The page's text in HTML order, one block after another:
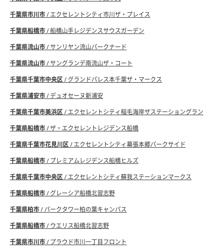
千葉県市川市/ エクセレントシティ市川ザ・プレイス
千葉県船橋市/ 船橋山手レジデンスサウスガーデン
千葉県流山市/ サンリヤン流山パークナード
千葉県流山市/ サングランデ南流山ザ・コート
千葉県千葉市中央区/ グランドパレス本千葉ザ・マークス
千葉県浦安市/ デュオセーヌ新浦安
千葉県千葉市美浜区/ エクセレントシティ稲毛海岸ザステーショングラン
千葉県船橋市/ ザ・エクセレントレジデンス船橋
千葉県千葉市花見川区/ エクセレントシティ幕張本郷パークサイド
千葉県船橋市/ プレミアムレジデンス船橋ヒルズ
千葉県千葉市中央区/ エクセレントシティ蘇我ステーションマークス
千葉県船橋市/ グレーシア船橋北習志野
千葉県柏市/ パークタワー柏の葉キャンパス
千葉県船橋市/ ウエリス船橋北習志野
千葉県市川市/ プラウド市川一丁目フロント